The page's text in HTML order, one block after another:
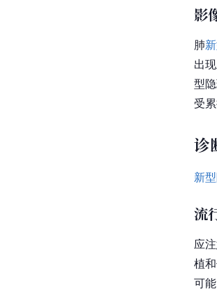
影
肺
出
型
受
诊
新
流
应
植
可能